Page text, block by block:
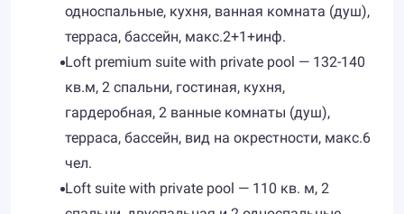
односпальные, кухня, ванная комната (душ),
терраса, бассейн, макс.2+1+инф.
Loft premium suite with private pool — 132-140
кв.м, 2 спальни, гостиная, кухня,
гардеробная, 2 ванные комнаты (душ),
терраса, бассейн, вид на окрестности, макс.6
чел.
Loft suite with private pool — 110 кв. м, 2